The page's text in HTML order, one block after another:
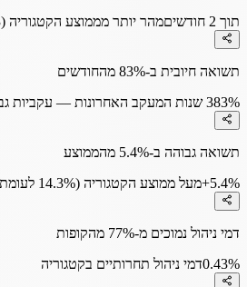
תוך 2 חודשים
מהר יותר מממוצע הקטגוריה (2.3 חודשים)
תשואה חיובית ב-83% מהחודשים
83%3 שנות המעקב האחרונות — עקביות גבוהה
תשואה גבוהה ב-5.4% מהממוצע
+5.4%מעל ממוצע הקטגוריה (14.3% לעומת 8.9%)
דמי ניהול נמוכים מ-77% מהקופות
0.43%דמי ניהול תחרותיים בקטגוריה